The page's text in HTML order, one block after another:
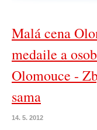
Malá cena
medaile a
Olomouce -
sama
14. 5. 2012